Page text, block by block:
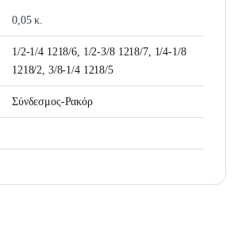
0,05 κ.
1/2-1/4 1218/6, 1/2-3/8 1218/7, 1/4-1/8
1218/2, 3/8-1/4 1218/5
Σύνδεσμος-Ρακόρ